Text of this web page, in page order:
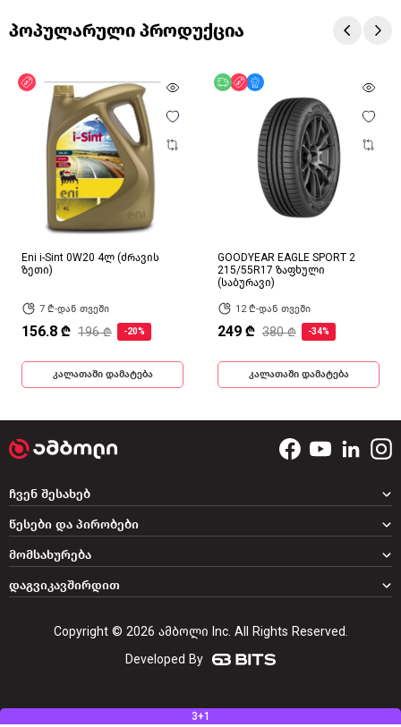
3+1
პოპულარული პროდუქცია
ფასდაკლება
Eni i-Sint 0W20 4ლ (ძრავის
ზეთი)
7 ₾-დან თვეში
156.8 ₾ 196 ₾ -20%
კალათაში დამატება
უფასო მიწოდება
ფასდაკლება
GOODYEAR EAGLE SPORT 2
215/55R17 ზაფხული
(საბურავი)
12 ₾-დან თვეში
249 ₾ 380 ₾ -34%
კალათაში დამატება
დაგვიკავშირდით
ჩვენ შესახებ
წესები და პირობები
მომსახურება
Copyright © 2026 ამბოლი Inc. All Rights Reserved.
Developed By